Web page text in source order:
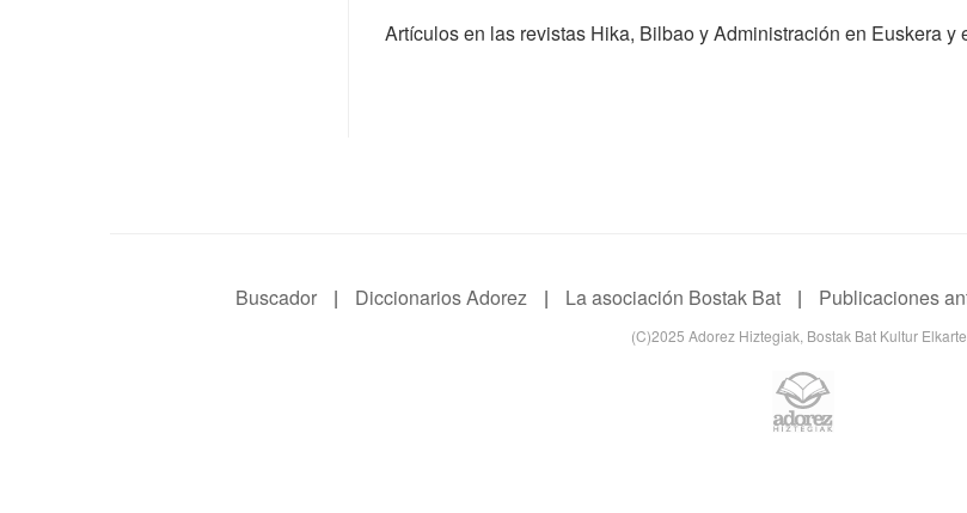
Artículos en las revistas Hika, Bilbao y Administración en Euskera y
Buscador | Diccionarios Adorez | La asociación Bostak Bat | Publicaciones
(C)2025 Adorez Hiztegiak, Bostak Bat Kultur